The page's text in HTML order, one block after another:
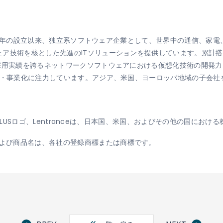
の設立以来、独立系ソフトウェア企業として、世界中の通信、家
技術を核とした先進のITソリューションを提供しています。累計
実績を誇るネットワークソフトウェアにおける仮想化技術の開発
事業化に注力しています。アジア、米国、ヨーロッパ地域の子会
ロゴ、Lentranceは、日本国、米国、およびその他の国におけ
商品名は、各社の登録商標または商標です。